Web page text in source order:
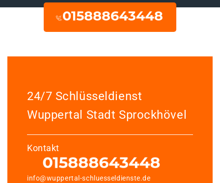
24/7 Schlüsseldienst
Wuppertal Stadt Sprockhövel
Kontakt
info@wuppertal-schluesseldienste.de